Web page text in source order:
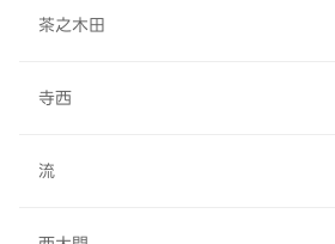
茶之木田
寺西
流